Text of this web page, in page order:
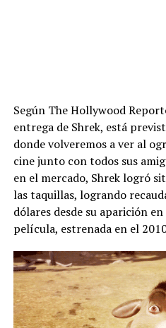
Según The Hollywood
entrega de Shrek, está
donde volveremos a ver al
cine junto con todos sus
en el mercado, Shrek logró
las taquillas, logrando
dólares desde su aparición
película, estrenada en el